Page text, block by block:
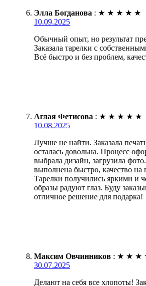
Элла Богданова : ★ ★ ★ ★ ★
10.09.2025
Обычный опыт, но результат
Заказала тарелки с
Всё быстро и без проблем,
Аглая Фетисова : ★ ★ ★ ★ ★
10.08.2025
Лучше не найти. Заказала
осталась довольна. Процесс
выбрала дизайн, загрузила
выполнена быстро, качество
Тарелки получились яркими и
образы радуют глаз. Буду
отличное решение для подарка!
Максим Овчинников : ★ ★ ★
30.07.2025
Делают на себя все хлопоты!